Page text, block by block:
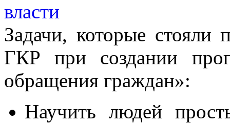
Задачи, которые стояли
ГКР при создании
обращения граждан»:
Научить людей